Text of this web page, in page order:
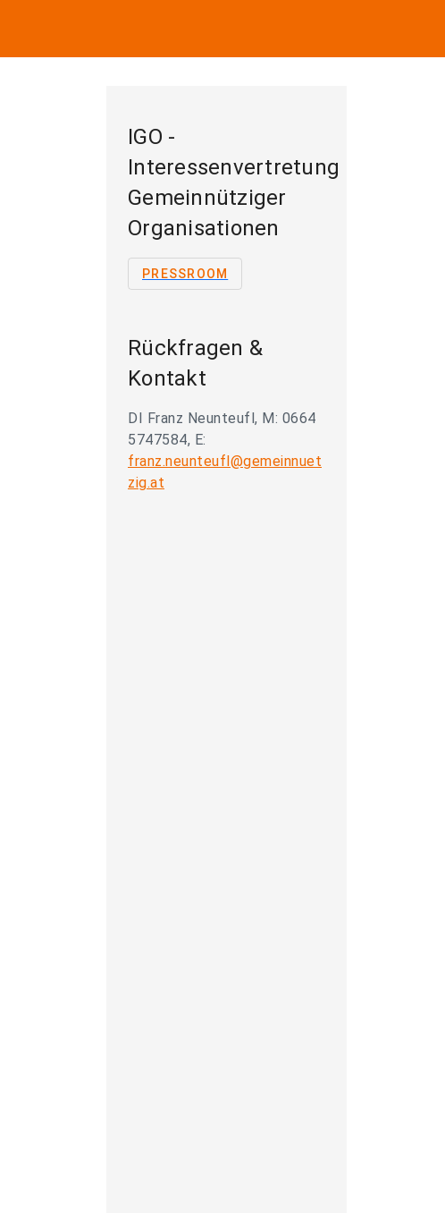
IGO -
Interessenvertretung
Gemeinnütziger
Organisationen
PRESSROOM
Rückfragen &
Kontakt
DI Franz Neunteufl, M: 0664
5747584, E:
franz.neunteufl@gemeinnuet
zig.at